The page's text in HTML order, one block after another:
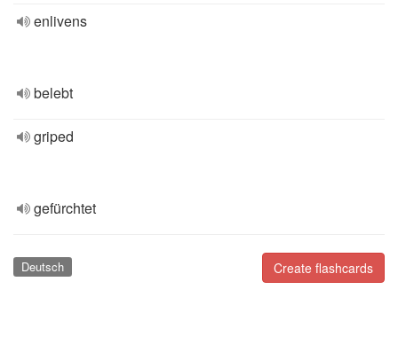
enlivens
belebt
griped
gefürchtet
Create flashcards
Deutsch